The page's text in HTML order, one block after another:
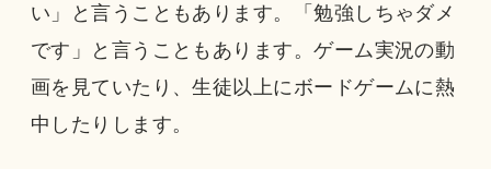
い」と言うこともあります。「勉強しちゃダメ
です」と言うこともあります。ゲーム実況の動
画を見ていたり、生徒以上にボードゲームに熱
中したりします。